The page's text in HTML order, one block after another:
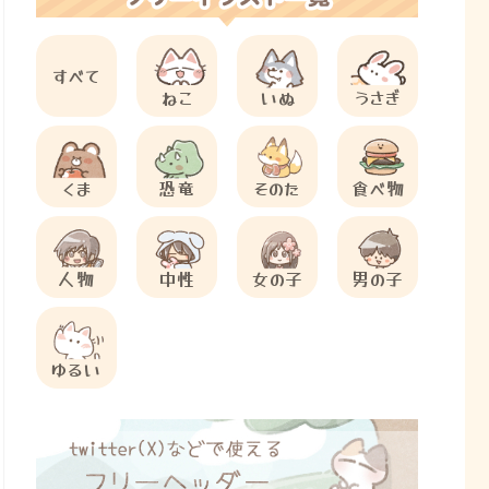
すべて
ねこ
いぬ うさぎ
くま 恐竜 そのた 食べ物
人物 中性 女の子 男の子
ゆるい